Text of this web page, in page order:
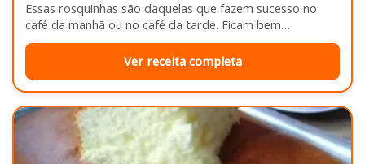
Essas rosquinhas são daquelas que fazem sucesso no
café da manhã ou no café da tarde. Ficam bem
douradinhas por…
Ver receita completa